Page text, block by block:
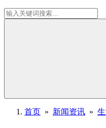
首页 » 新闻资讯 »